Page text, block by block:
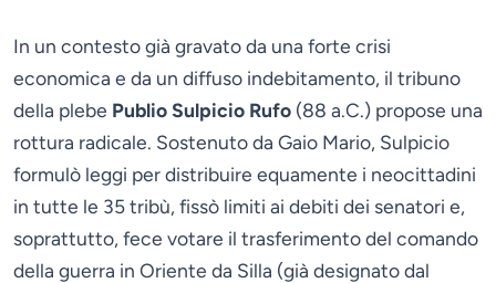
In un contesto già gravato da una forte crisi
economica e da un diffuso indebitamento, il tribuno
della plebe Publio Sulpicio Rufo (88 a.C.) propose una
rottura radicale. Sostenuto da Gaio Mario, Sulpicio
formulò leggi per distribuire equamente i neocittadini
in tutte le 35 tribù, fissò limiti ai debiti dei senatori e,
soprattutto, fece votare il trasferimento del comando
della guerra in Oriente da Silla (già designato dal